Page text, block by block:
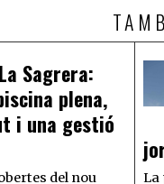
Sagrera:
plena,
i una gestió
del nou La